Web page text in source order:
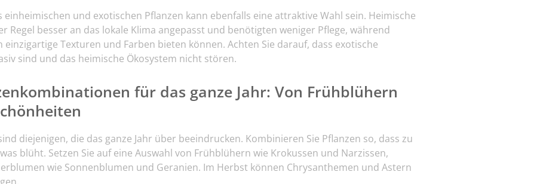
einheimischen und exotischen Pflanzen kann ebenfalls eine attraktive Wahl sein. Heimische
Regel besser an das lokale Klima angepasst und benötigten weniger Pflege, während
einzigartige Texturen und Farben bieten können. Achten Sie darauf, dass exotische
sind und das heimische Ökosystem nicht stören.
für das ganze Jahr: Von Frühblühern
diejenigen, die das ganze Jahr über beeindrucken. Kombinieren Sie Pflanzen so, dass zu
blüht. Setzen Sie auf eine Auswahl von Frühblühern wie Krokussen und Narzissen,
wie Sonnenblumen und Geranien. Im Herbst können Chrysanthemen und Astern